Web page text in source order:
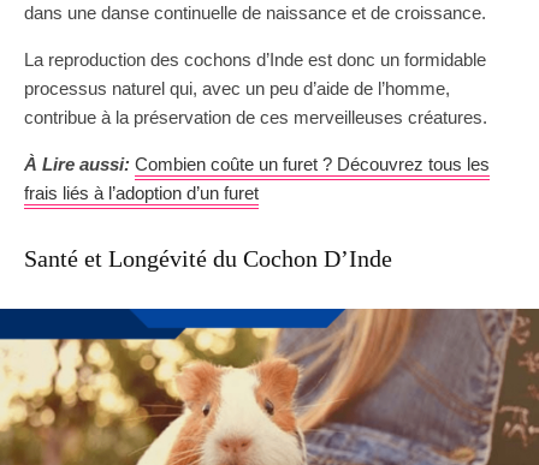
dans une danse continuelle de naissance et de croissance.
La reproduction des cochons d’Inde est donc un formidable
processus naturel qui, avec un peu d’aide de l’homme,
contribue à la préservation de ces merveilleuses créatures.
À Lire aussi: Combien coûte un furet ? Découvrez tous les
frais liés à l’adoption d’un furet
Santé et Longévité du Cochon D’Inde